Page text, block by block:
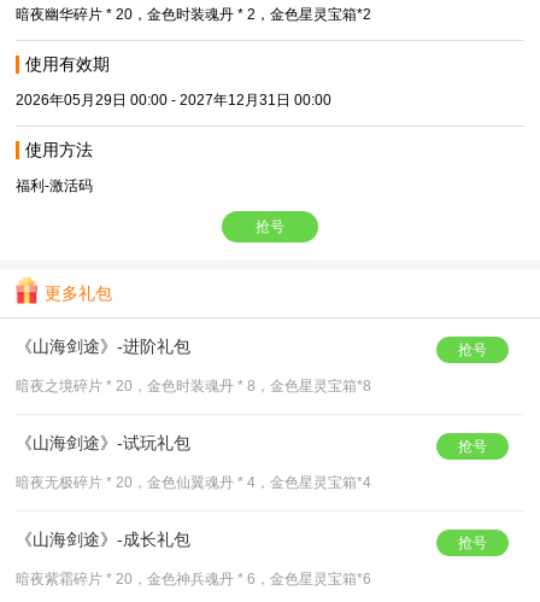
暗夜幽华碎片 * 20，金色时装魂丹 * 2，金色星灵宝箱*2
使用有效期
2026年05月29日 00:00 - 2027年12月31日 00:00
使用方法
福利-激活码
抢号
更多礼包
《山海剑途》-进阶礼包
暗夜之境碎片 * 20，金色时装魂丹 * 8，金色星灵宝箱*8
抢号
《山海剑途》-试玩礼包
暗夜无极碎片 * 20，金色仙翼魂丹 * 4，金色星灵宝箱*4
抢号
《山海剑途》-成长礼包
暗夜紫霜碎片 * 20，金色神兵魂丹 * 6，金色星灵宝箱*6
抢号